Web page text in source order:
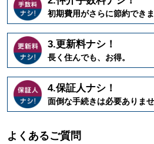
初期費用がさらに節約できま
3.更新料ナシ！
長く住んでも、お得。
4.保証人ナシ！
面倒な手続きは必要ありませ
よくあるご質問